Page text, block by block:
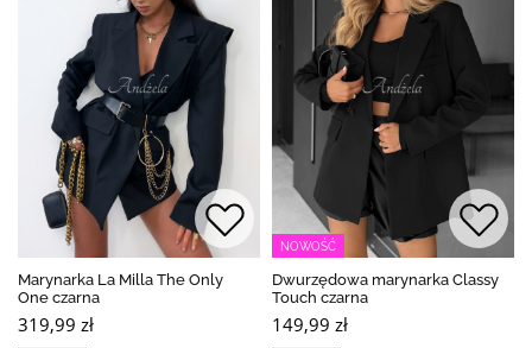
Marynarka La Milla The Only
One czarna
319,99 zł
NOWOŚĆ
Dwurzędowa marynarka Classy
Touch czarna
149,99 zł